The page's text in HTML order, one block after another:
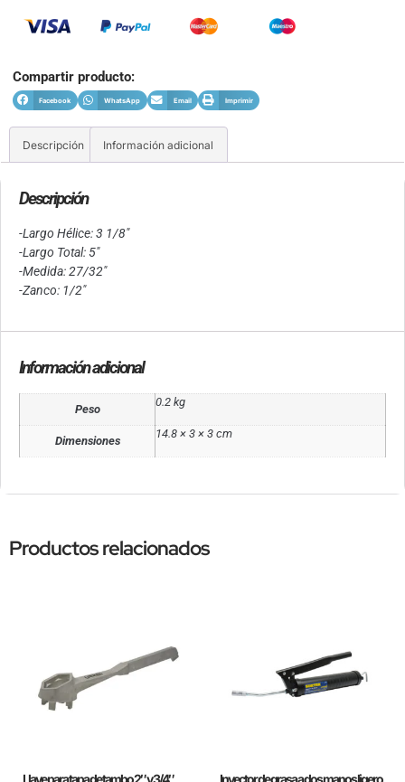
Compartir producto:
Facebook WhatsApp Email Imprimir
Descripción Información adicional
Descripción
-Largo Hélice: 3 1/8″
-Largo Total: 5″
-Medida: 27/32″
-Zanco: 1/2″
Información adicional
Peso
0.2 kg
Dimensiones
14.8 × 3 × 3 cm
Productos relacionados
Llave para tapa de tambo 2″ y 3/4″
Inyector de grasa a dos manos ligero